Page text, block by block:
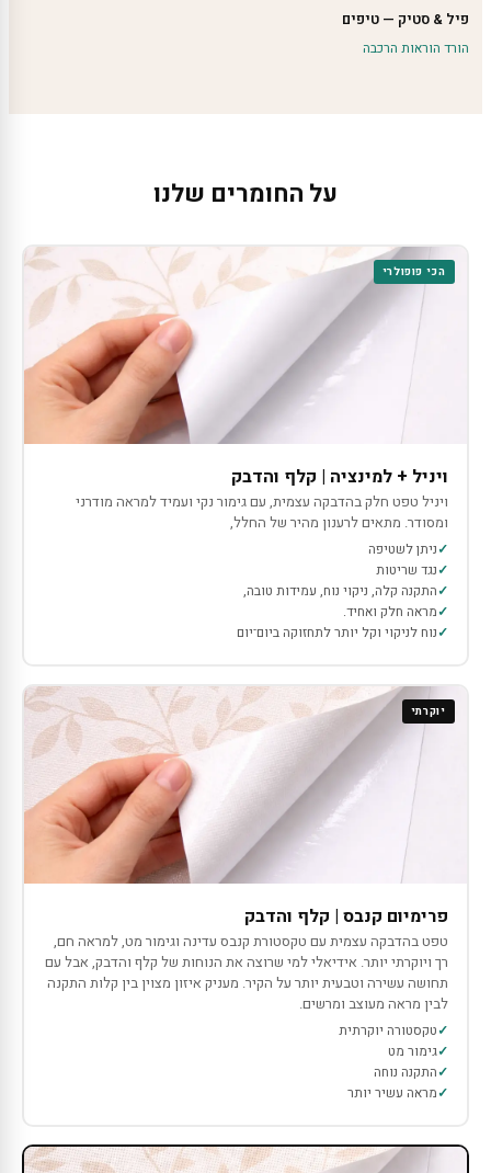
פיל & סטיק — טיפים
הורד הוראות הרכבה
על החומרים שלנו
הכי פופולרי
ויניל + למינציה | קלף והדבק
ויניל טפט חלק בהדבקה עצמית, עם גימור נקי ועמיד למראה מודרני
ומסודר. מתאים לרענון מהיר של החלל,
ניתן לשטיפה
נגד שריטות
התקנה קלה, ניקוי נוח, עמידות טובה,
מראה חלק ואחיד.
נוח לניקוי וקל יותר לתחזוקה ביום־יום
יוקרתי
פרימיום קנבס | קלף והדבק
טפט בהדבקה עצמית עם טקסטורת קנבס עדינה וגימור מט, למראה חם,
רך ויוקרתי יותר. אידיאלי למי שרוצה את הנוחות של קלף והדבק, אבל עם
תחושה עשירה וטבעית יותר על הקיר. מעניק איזון מצוין בין קלות התקנה
לבין מראה מעוצב ומרשים.
טקסטורה יוקרתית
גימור מט
התקנה נוחה
מראה עשיר יותר